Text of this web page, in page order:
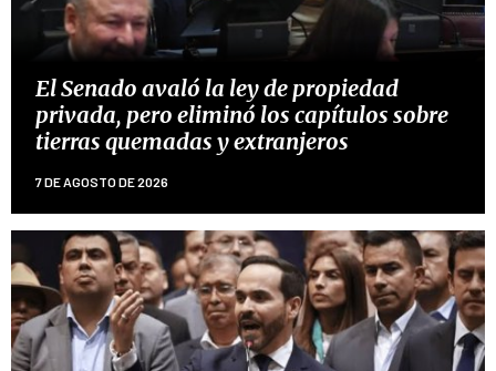
El Senado avaló la ley de propiedad
privada, pero eliminó los capítulos sobre
tierras quemadas y extranjeros
7 DE AGOSTO DE 2026